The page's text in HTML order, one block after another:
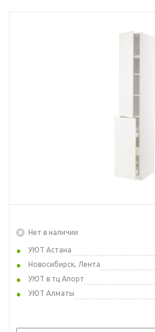
Нет в наличии
УЮТ Астана
Новосибирск, Лента
УЮТ в тц Апорт
УЮТ Алматы